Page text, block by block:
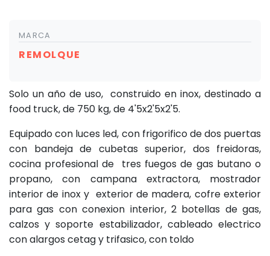
MARCA
REMOLQUE
Solo un año de uso, construido en inox, destinado a
food truck, de 750 kg, de 4'5x2'5x2'5.
Equipado con luces led, con frigorifico de dos puertas
con bandeja de cubetas superior, dos freidoras,
cocina profesional de tres fuegos de gas butano o
propano, con campana extractora, mostrador
interior de inox y exterior de madera, cofre exterior
para gas con conexion interior, 2 botellas de gas,
calzos y soporte estabilizador, cableado electrico
con alargos cetag y trifasico, con toldo